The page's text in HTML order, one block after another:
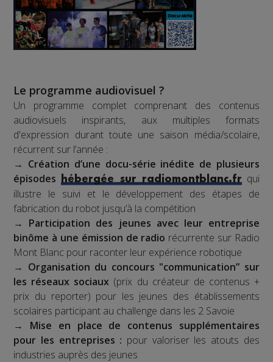
Le programme audiovisuel ?
Un programme complet comprenant des contenus
audiovisuels inspirants, aux multiples formats
d'expression durant toute une saison média/scolaire,
récurrent sur l’année :
→ Création d’une docu-série inédite de plusieurs
épisodes
hébergée sur radiomontblanc.frqui
illustre le suivi et le développement des étapes de
fabrication du robot jusqu’à la compétition
→ Participation des jeunes avec leur entreprise
binôme à une émission de radio récurrente sur Radio
Mont Blanc pour raconter leur expérience robotique
→ Organisation du concours "communication” sur
les réseaux sociaux (prix du créateur de contenus +
prix du reporter) pour les jeunes des établissements
scolaires participant au challenge dans les 2 Savoie
→ Mise en place de contenus supplémentaires
pour les entreprises : pour valoriser les atouts des
industries auprès des jeunes